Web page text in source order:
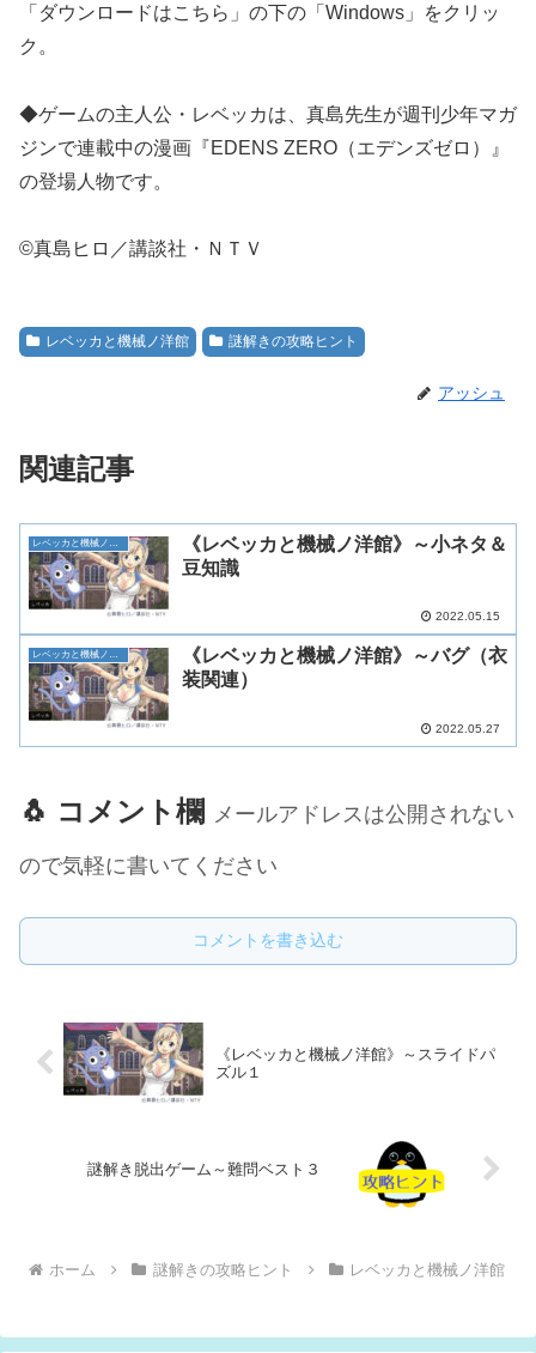
「ダウンロードはこちら」の下の「Windows」をクリッ
ク。
◆ゲームの主人公・レベッカは、真島先生が週刊少年マガ
ジンで連載中の漫画『EDENS ZERO（エデンズゼロ）』
の登場人物です。
©真島ヒロ／講談社・ＮＴＶ
レベッカと機械ノ洋館 謎解きの攻略ヒント
アッシュ
関連記事
レベッカと機械ノ洋館
《レベッカと機械ノ洋館》～小ネタ＆
豆知識
2022.05.15
レベッカと機械ノ洋館
《レベッカと機械ノ洋館》～バグ（衣
装関連）
2022.05.27
🐧 コメント欄 メールアドレスは公開されない
ので気軽に書いてください
コメントを書き込む
《レベッカと機械ノ洋館》～スライドパ
ズル１
謎解き脱出ゲーム～難問ベスト３
ホーム 謎解きの攻略ヒント レベッカと機械ノ洋館